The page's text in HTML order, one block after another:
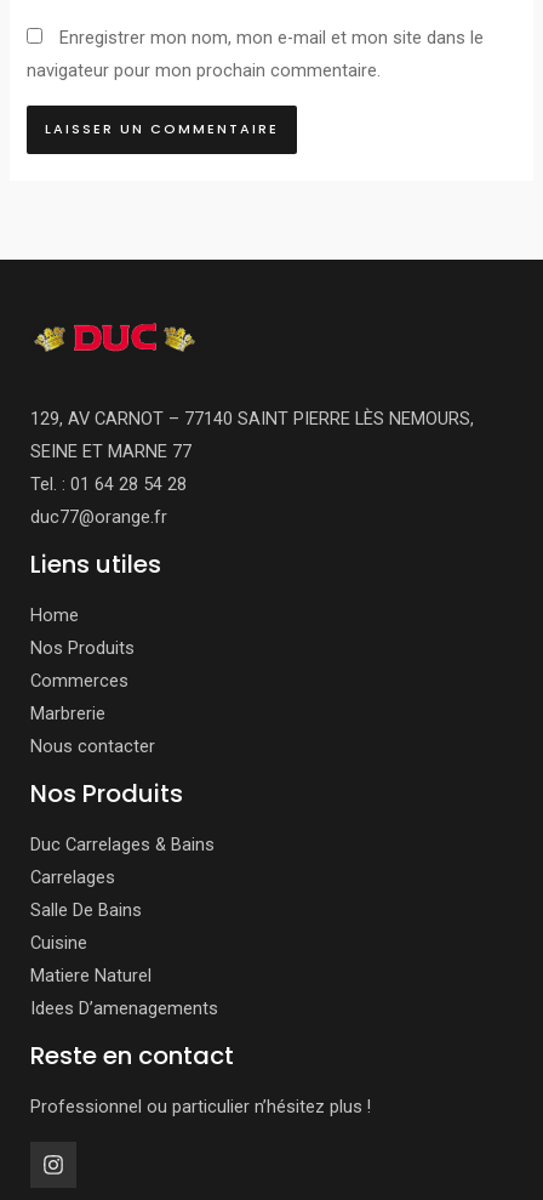
Enregistrer mon nom, mon e-mail et mon site dans le
navigateur pour mon prochain commentaire.
129, AV CARNOT – 77140 SAINT PIERRE LÈS NEMOURS,
SEINE ET MARNE 77
Tel. : 01 64 28 54 28
duc77@orange.fr
Liens utiles
Home
Nos Produits
Commerces
Marbrerie
Nous contacter
Nos Produits
Duc Carrelages & Bains
Carrelages
Salle De Bains
Cuisine
Matiere Naturel
Idees D’amenagements
Reste en contact
Professionnel ou particulier n’hésitez plus !